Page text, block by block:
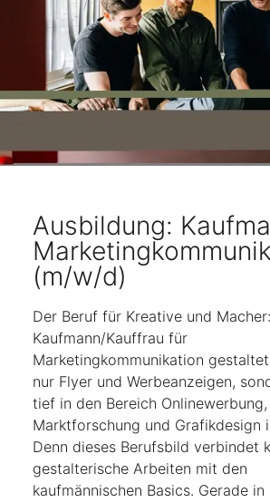
Ausbildung:
(m/w/d)
Der Beruf für Kreative und
Kaufmann/Kauffrau für
Marketingkommunikation
nur Flyer und Werbeanzeigen,
tief in den Bereich
Marktforschung und Grafikdesign
Denn dieses Berufsbild verbindet
gestalterische Arbeiten mit den
kaufmännischen Basics. Gerade